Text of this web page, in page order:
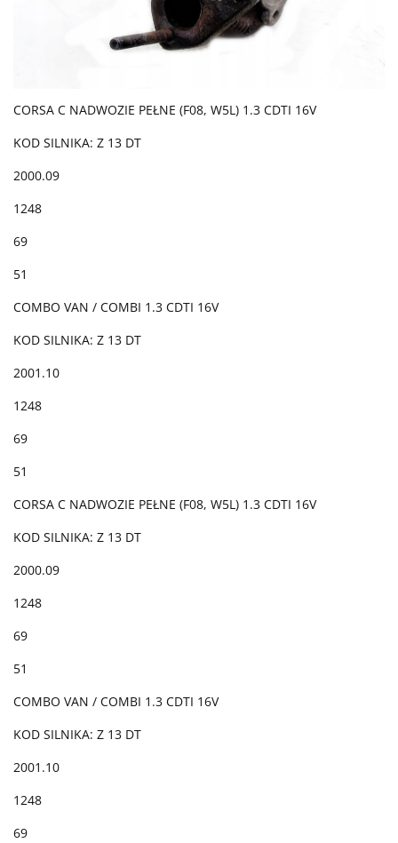
CORSA C NADWOZIE PEŁNE (F08, W5L) 1.3 CDTI 16V
KOD SILNIKA: Z 13 DT
2000.09
1248
69
51
COMBO VAN / COMBI 1.3 CDTI 16V
KOD SILNIKA: Z 13 DT
2001.10
1248
69
51
CORSA C NADWOZIE PEŁNE (F08, W5L) 1.3 CDTI 16V
KOD SILNIKA: Z 13 DT
2000.09
1248
69
51
COMBO VAN / COMBI 1.3 CDTI 16V
KOD SILNIKA: Z 13 DT
2001.10
1248
69